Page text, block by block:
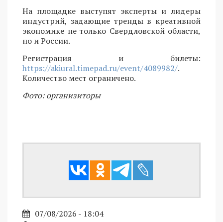
На площадке выступят эксперты и лидеры
индустрий, задающие тренды в креативной
экономике не только Свердловской области,
но и России.
Регистрация и билеты:
https://akiural.timepad.ru/event/4089982/.
Количество мест ограничено.
Фото: организиторы
07/08/2026 - 18:04